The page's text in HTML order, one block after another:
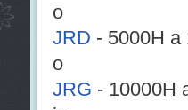
o
JRD - 5000H a
o
JRG - 10000H